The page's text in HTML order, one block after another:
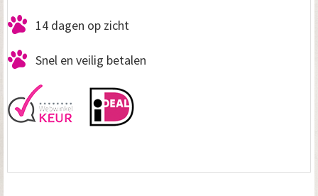
14 dagen op zicht
Snel en veilig betalen